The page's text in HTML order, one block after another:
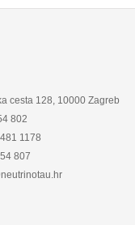
cesta 128, 10000 Zagreb
802
1178
807
r